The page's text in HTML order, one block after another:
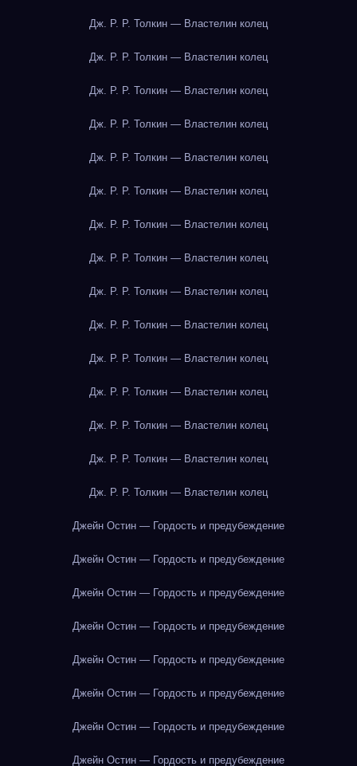
Дж. Р. Р. Толкин — Властелин колец
Дж. Р. Р. Толкин — Властелин колец
Дж. Р. Р. Толкин — Властелин колец
Дж. Р. Р. Толкин — Властелин колец
Дж. Р. Р. Толкин — Властелин колец
Дж. Р. Р. Толкин — Властелин колец
Дж. Р. Р. Толкин — Властелин колец
Дж. Р. Р. Толкин — Властелин колец
Дж. Р. Р. Толкин — Властелин колец
Дж. Р. Р. Толкин — Властелин колец
Дж. Р. Р. Толкин — Властелин колец
Дж. Р. Р. Толкин — Властелин колец
Дж. Р. Р. Толкин — Властелин колец
Дж. Р. Р. Толкин — Властелин колец
Дж. Р. Р. Толкин — Властелин колец
Джейн Остин — Гордость и предубеждение
Джейн Остин — Гордость и предубеждение
Джейн Остин — Гордость и предубеждение
Джейн Остин — Гордость и предубеждение
Джейн Остин — Гордость и предубеждение
Джейн Остин — Гордость и предубеждение
Джейн Остин — Гордость и предубеждение
Джейн Остин — Гордость и предубеждение